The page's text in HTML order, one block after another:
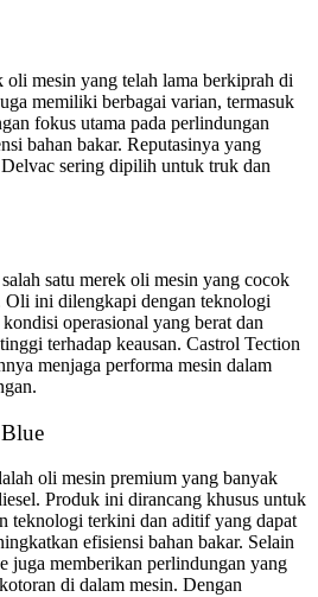
mesin yang telah lama berkiprah di
memiliki berbagai varian, termasuk
fokus utama pada perlindungan
bahan bakar. Reputasinya yang
sering dipilih untuk truk dan
satu merek oli mesin yang cocok
Oli ini dilengkapi dengan teknologi
operasional yang berat dan
terhadap keausan. Castrol Tection
menjaga performa mesin dalam
oli mesin premium yang banyak
Produk ini dirancang khusus untuk
teknologi terkini dan aditif yang dapat
efisiensi bahan bakar. Selain
juga memberikan perlindungan yang
di dalam mesin. Dengan